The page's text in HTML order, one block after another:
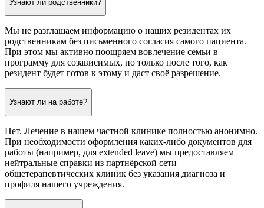
Узнают ли родственники?
Мы не разглашаем информацию о наших резидентах их
родственникам без письменного согласия самого пациента.
При этом мы активно поощряем вовлечение семьи в
программу для созависимых, но только после того, как
резидент будет готов к этому и даст своё разрешение.
Узнают ли на работе?
Нет. Лечение в нашем частной клинике полностью анонимно.
При необходимости оформления каких-либо документов для
работы (например, для extended leave) мы предоставляем
нейтральные справки из партнёрской сети
общетерапевтических клиник без указания диагноза и
профиля нашего учреждения.